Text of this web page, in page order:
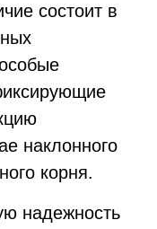
состоит в
наклонного
корня.
надежность